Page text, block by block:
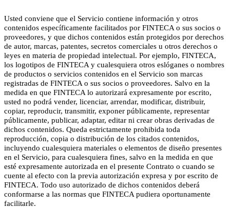
Usted conviene que el Servicio contiene información y otros
contenidos específicamente facilitados por FINTECA o sus socios o
proveedores, y que dichos contenidos están protegidos por derechos
de autor, marcas, patentes, secretos comerciales u otros derechos o
leyes en materia de propiedad intelectual. Por ejemplo, FINTECA,
los logotipos de FINTECA y cualesquiera otros eslóganes o nombres
de productos o servicios contenidos en el Servicio son marcas
registradas de FINTECA o sus socios o proveedores. Salvo en la
medida en que FINTECA lo autorizará expresamente por escrito,
usted no podrá vender, licenciar, arrendar, modificar, distribuir,
copiar, reproducir, transmitir, exponer públicamente, representar
públicamente, publicar, adaptar, editar ni crear obras derivadas de
dichos contenidos. Queda estrictamente prohibida toda
reproducción, copia o distribución de los citados contenidos,
incluyendo cualesquiera materiales o elementos de diseño presentes
en el Servicio, para cualesquiera fines, salvo en la medida en que
esté expresamente autorizada en el presente Contrato o cuando se
cuente al efecto con la previa autorización expresa y por escrito de
FINTECA. Todo uso autorizado de dichos contenidos deberá
conformarse a las normas que FINTECA pudiera oportunamente
facilitarle.